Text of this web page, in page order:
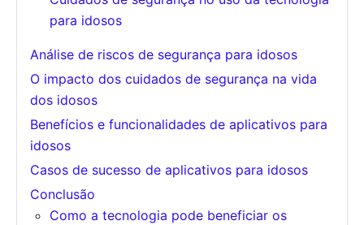
para idosos
Análise de riscos de segurança para idosos
O impacto dos cuidados de segurança na vida
dos idosos
Benefícios e funcionalidades de aplicativos para
idosos
Casos de sucesso de aplicativos para idosos
Conclusão
Como a tecnologia pode beneficiar os